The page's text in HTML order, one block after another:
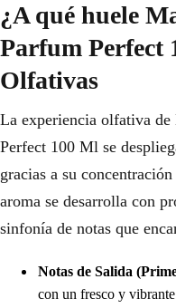
¿A qué huele
Parfum Perfect
Olfativas
La experiencia olfativa de
Perfect 100 Ml se
gracias a su
aroma se desarrolla con
sinfonía de notas que
Notas de Salida
con un fresco y